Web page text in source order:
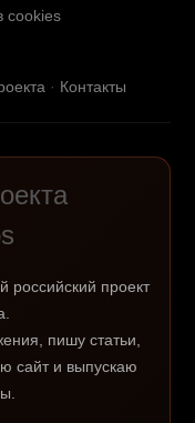
cookies
· Контакты
проект
пишу статьи,
сайт и выпускаю